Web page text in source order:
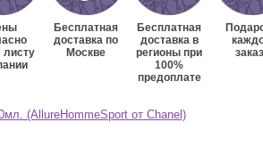
листу
Бесплатная
доставка по
Москве
Бесплатная
доставка в
регионы при
100%
предоплате
(AllureHommeSport от Chanel)